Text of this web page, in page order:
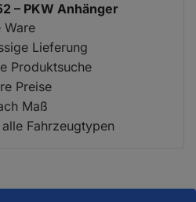
– PKW Anhänger
Ware
Lieferung
Produktsuche
Preise
Maß
Fahrzeugtypen